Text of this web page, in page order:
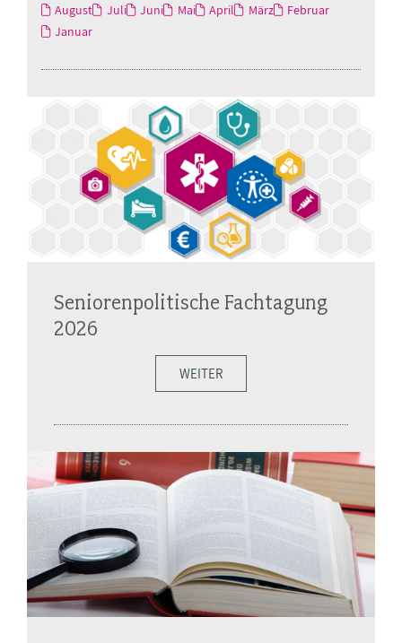
August
Juli Juni Mai April März
Februar
Januar
Seniorenpolitische Fachtagung
2026
WEITER